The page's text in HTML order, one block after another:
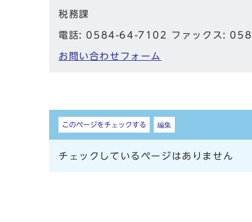
税務課
電話: 0584-64-7102 ファックス:
お問い合わせフォーム
しおり
このページをチェックする 編集
チェックしているページはありません